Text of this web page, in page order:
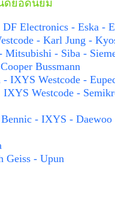
ด์ยอดนิยม
Electronics - Eska -
- Karl Jung -
- Siba -
Cooper Bussmann
- IXYS Westcode -
IXYS Westcode -
- IXYS - Daewoo
Geiss - Upun